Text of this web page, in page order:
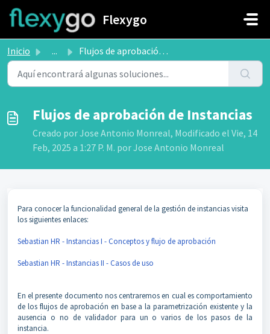
Saltar al contenido principal
Flexygo
Inicio ... Flujos de aprobación de Instancias
Flujos de aprobación de Instancias
Creado por Jose Antonio Monreal, Modificado el Vie, 14
Feb, 2025 a 1:27 P. M. por Jose Antonio Monreal
Para conocer la funcionalidad general de la gestión de instancias visita
los siguientes enlaces:
Sebastian HR - Instancias I - Conceptos y flujo de aprobación
Sebastian HR - Instancias II - Casos de uso
En el presente documento nos centraremos en cual es comportamiento
de los flujos de aprobación en base a la parametrización existente y la
ausencia o no de validador para un o varios de los pasos de la
instancia.